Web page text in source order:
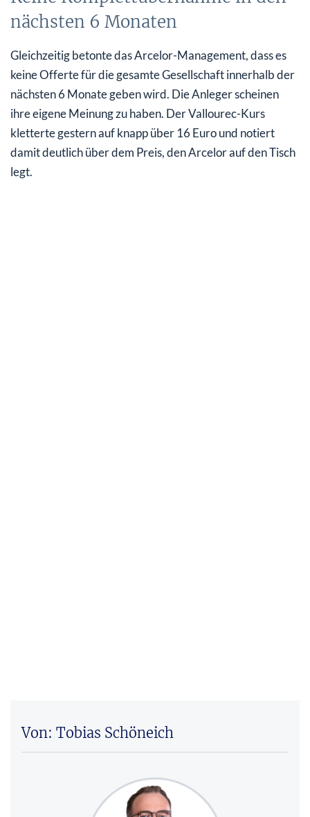
nächsten 6 Monaten
Gleichzeitig betonte das Arcelor-Management, dass es
keine Offerte für die gesamte Gesellschaft innerhalb der
nächsten 6 Monate geben wird. Die Anleger scheinen
ihre eigene Meinung zu haben. Der Vallourec-Kurs
kletterte gestern auf knapp über 16 Euro und notiert
damit deutlich über dem Preis, den Arcelor auf den Tisch
legt.
Von: Tobias Schöneich